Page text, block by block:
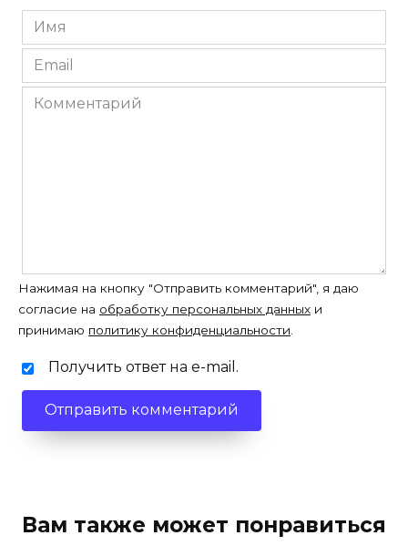
Имя
*
Email
*
Комментарий
Нажимая на кнопку "Отправить комментарий", я даю
согласие на обработку персональных данных и
принимаю политику конфиденциальности
Получить ответ на e-mail.
Вам также может понравиться